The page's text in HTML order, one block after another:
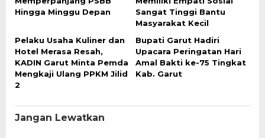
Hingga Minggu Depan
Sangat Tinggi Bantu
Masyarakat Kecil
Pelaku Usaha Kuliner dan
Hotel Merasa Resah,
KADIN Garut Minta Pemda
Mengkaji Ulang PPKM Jilid
2
Bupati Garut Hadiri
Upacara Peringatan Hari
Amal Bakti ke-75 Tingkat
Kab. Garut
Jangan Lewatkan